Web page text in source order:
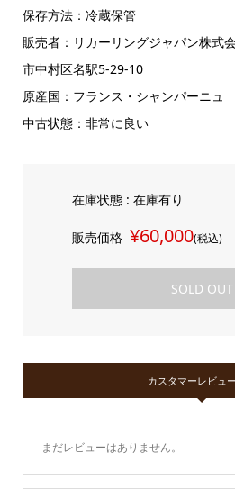
保存方法：冷蔵保管
販売者：リカーリングジャパン株式
市中村区名駅5-29-10
原産国：フランス・シャンパーニュ
中古状態：非常に良い
在庫状態 : 在庫有り
販売価格 ¥60,000(税込)
SOLD OUT
カスタマーレビュ
まだレビューはありません。